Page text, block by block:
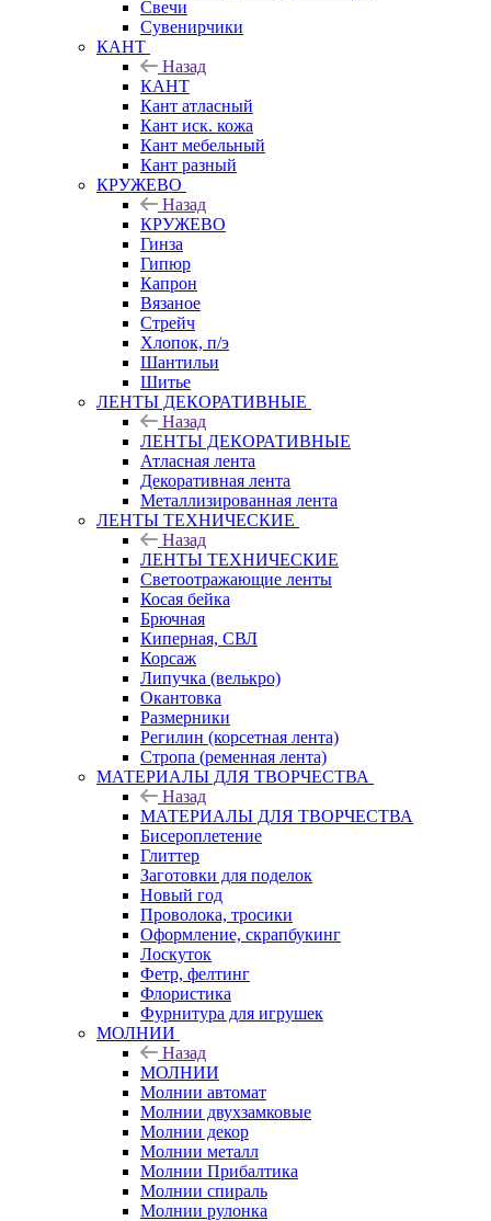
Свечи
Сувенирчики
КАНТ
Назад
КАНТ
Кант атласный
Кант иск. кожа
Кант мебельный
Кант разный
КРУЖЕВО
Назад
КРУЖЕВО
Гинза
Гипюр
Капрон
Вязаное
Стрейч
Хлопок, п/э
Шантильи
Шитье
ЛЕНТЫ ДЕКОРАТИВНЫЕ
Назад
ЛЕНТЫ ДЕКОРАТИВНЫЕ
Атласная лента
Декоративная лента
Металлизированная лента
ЛЕНТЫ ТЕХНИЧЕСКИЕ
Назад
ЛЕНТЫ ТЕХНИЧЕСКИЕ
Светоотражающие ленты
Косая бейка
Брючная
Киперная, СВЛ
Корсаж
Липучка (велькро)
Окантовка
Размерники
Регилин (корсетная лента)
Стропа (ременная лента)
МАТЕРИАЛЫ ДЛЯ ТВОРЧЕСТВА
Назад
МАТЕРИАЛЫ ДЛЯ ТВОРЧЕСТВА
Бисероплетение
Глиттер
Заготовки для поделок
Новый год
Проволока, тросики
Оформление, скрапбукинг
Лоскуток
Фетр, фелтинг
Флористика
Фурнитура для игрушек
МОЛНИИ
Назад
МОЛНИИ
Молнии автомат
Молнии двухзамковые
Молнии декор
Молнии металл
Молнии Прибалтика
Молнии спираль
Молнии рулонка